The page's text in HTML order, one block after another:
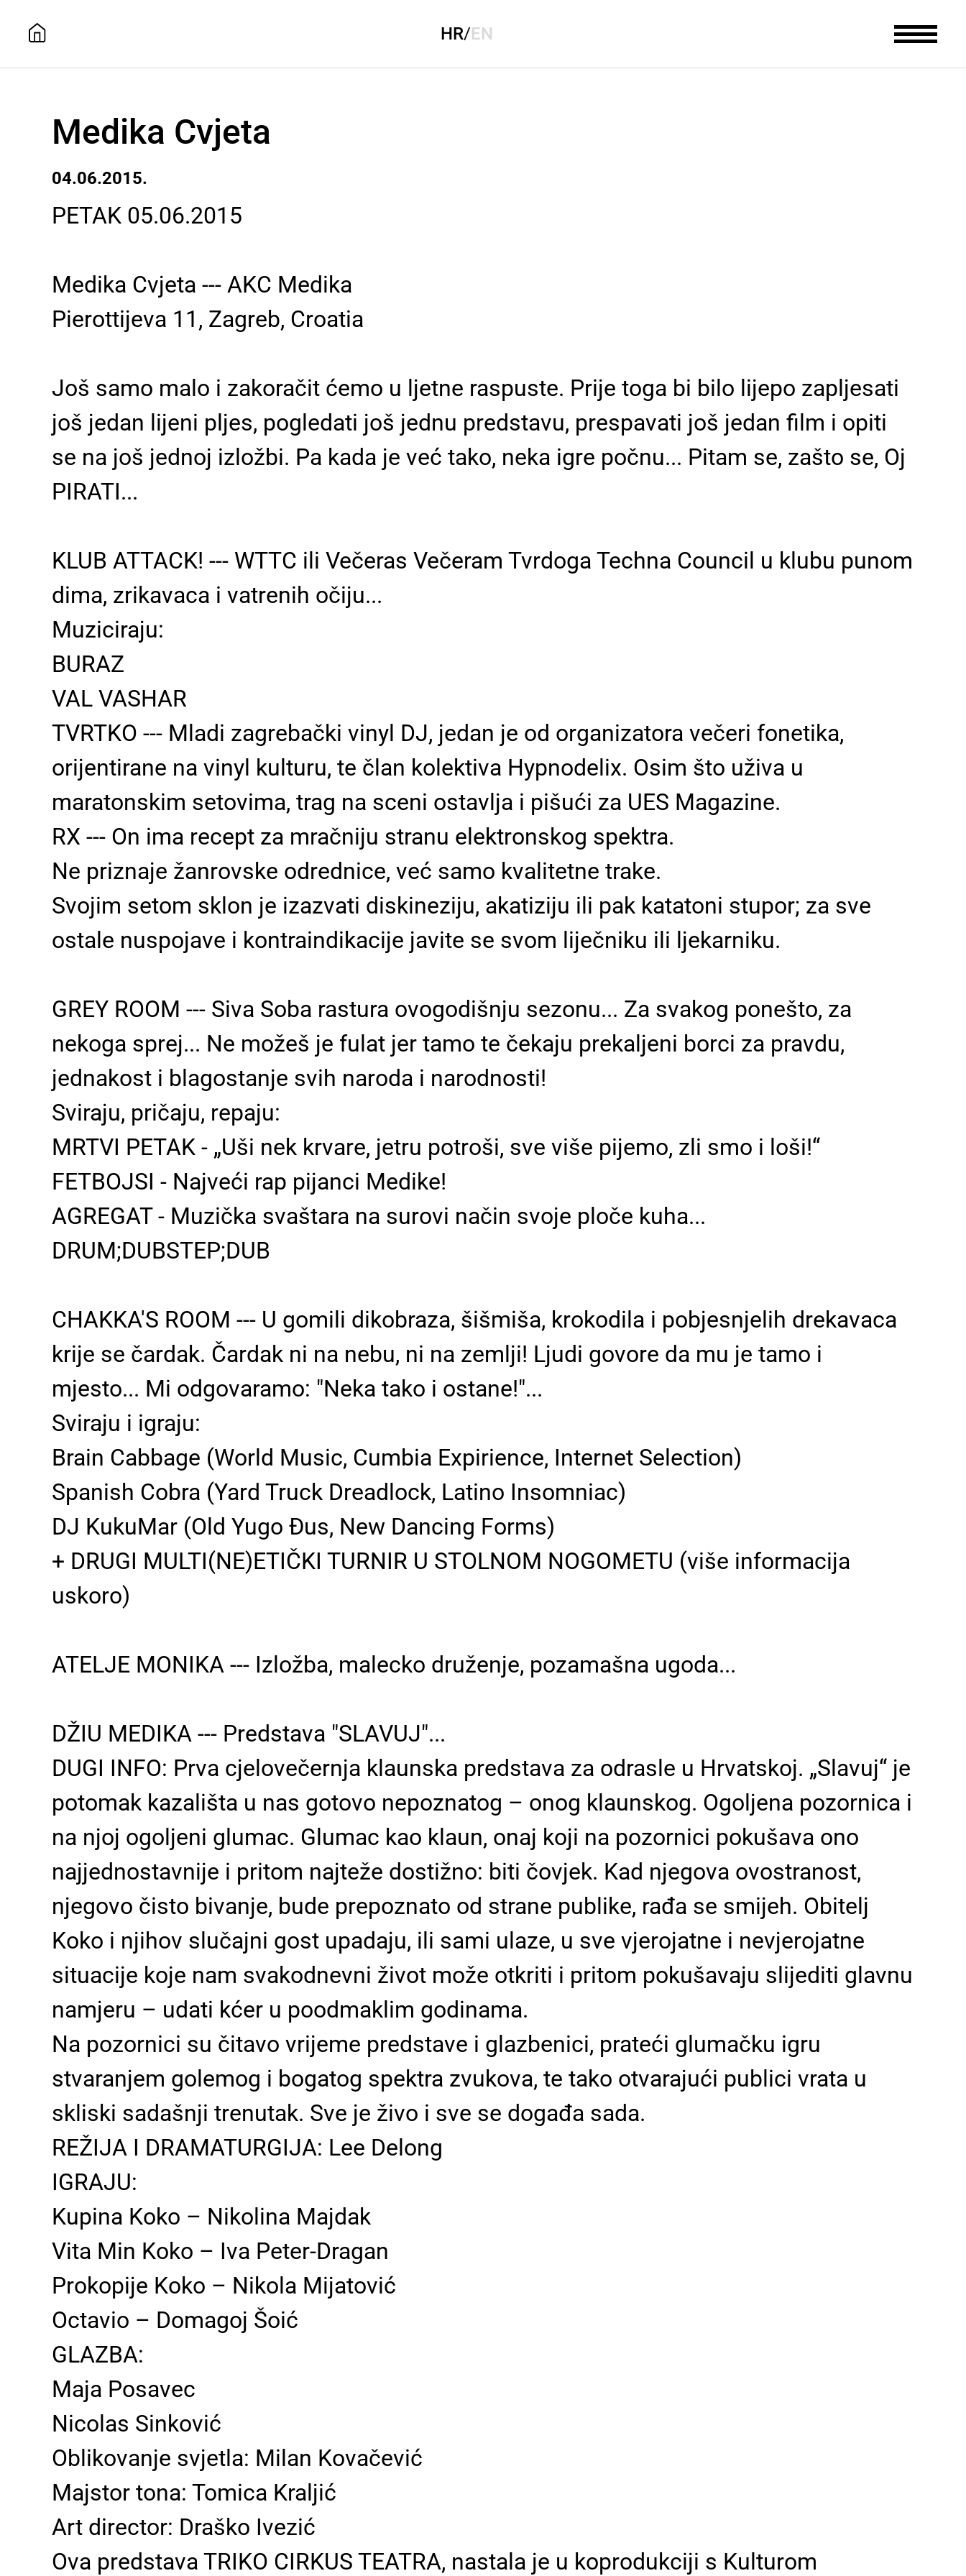
HR/EN
Medika Cvjeta
04.06.2015.
PETAK 05.06.2015
Medika Cvjeta --- AKC Medika
Pierottijeva 11, Zagreb, Croatia
Još samo malo i zakoračit ćemo u ljetne raspuste. Prije toga bi bilo lijepo zapljesati
još jedan lijeni pljes, pogledati još jednu predstavu, prespavati još jedan film i opiti
se na još jednoj izložbi. Pa kada je već tako, neka igre počnu... Pitam se, zašto se, Oj
PIRATI...
KLUB ATTACK! --- WTTC ili Večeras Večeram Tvrdoga Techna Council u klubu punom
dima, zrikavaca i vatrenih očiju...
Muziciraju:
BURAZ
VAL VASHAR
TVRTKO --- Mladi zagrebački vinyl DJ, jedan je od organizatora večeri fonetika,
orijentirane na vinyl kulturu, te član kolektiva Hypnodelix. Osim što uživa u
maratonskim setovima, trag na sceni ostavlja i pišući za UES Magazine.
RX --- On ima recept za mračniju stranu elektronskog spektra.
Ne priznaje žanrovske odrednice, već samo kvalitetne trake.
Svojim setom sklon je izazvati diskineziju, akatiziju ili pak katatoni stupor; za sve
ostale nuspojave i kontraindikacije javite se svom liječniku ili ljekarniku.
GREY ROOM --- Siva Soba rastura ovogodišnju sezonu... Za svakog ponešto, za
nekoga sprej... Ne možeš je fulat jer tamo te čekaju prekaljeni borci za pravdu,
jednakost i blagostanje svih naroda i narodnosti!
Sviraju, pričaju, repaju:
MRTVI PETAK - „Uši nek krvare, jetru potroši, sve više pijemo, zli smo i loši!“
FETBOJSI - Najveći rap pijanci Medike!
AGREGAT - Muzička svaštara na surovi način svoje ploče kuha...
DRUM;DUBSTEP;DUB
CHAKKA'S ROOM --- U gomili dikobraza, šišmiša, krokodila i pobjesnjelih drekavaca
krije se čardak. Čardak ni na nebu, ni na zemlji! Ljudi govore da mu je tamo i
mjesto... Mi odgovaramo: "Neka tako i ostane!"...
Sviraju i igraju:
Brain Cabbage (World Music, Cumbia Expirience, Internet Selection)
Spanish Cobra (Yard Truck Dreadlock, Latino Insomniac)
DJ KukuMar (Old Yugo Đus, New Dancing Forms)
+ DRUGI MULTI(NE)ETIČKI TURNIR U STOLNOM NOGOMETU (više informacija
uskoro)
ATELJE MONIKA --- Izložba, malecko druženje, pozamašna ugoda...
DŽIU MEDIKA --- Predstava "SLAVUJ"...
DUGI INFO: Prva cjelovečernja klaunska predstava za odrasle u Hrvatskoj. „Slavuj“ je
potomak kazališta u nas gotovo nepoznatog – onog klaunskog. Ogoljena pozornica i
na njoj ogoljeni glumac. Glumac kao klaun, onaj koji na pozornici pokušava ono
najjednostavnije i pritom najteže dostižno: biti čovjek. Kad njegova ovostranost,
njegovo čisto bivanje, bude prepoznato od strane publike, rađa se smijeh. Obitelj
Koko i njihov slučajni gost upadaju, ili sami ulaze, u sve vjerojatne i nevjerojatne
situacije koje nam svakodnevni život može otkriti i pritom pokušavaju slijediti glavnu
namjeru – udati kćer u poodmaklim godinama.
Na pozornici su čitavo vrijeme predstave i glazbenici, prateći glumačku igru
stvaranjem golemog i bogatog spektra zvukova, te tako otvarajući publici vrata u
skliski sadašnji trenutak. Sve je živo i sve se događa sada.
REŽIJA I DRAMATURGIJA: Lee Delong
IGRAJU:
Kupina Koko – Nikolina Majdak
Vita Min Koko – Iva Peter-Dragan
Prokopije Koko – Nikola Mijatović
Octavio – Domagoj Šoić
GLAZBA:
Maja Posavec
Nicolas Sinković
Oblikovanje svjetla: Milan Kovačević
Majstor tona: Tomica Kraljić
Art director: Draško Ivezić
Ova predstava TRIKO CIRKUS TEATRA, nastala je u koprodukciji s Kulturom